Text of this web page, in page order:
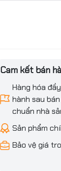
Cam kết bán
Hàng hóa
hành sau
chuẩn nhà
Sản phẩm
Bảo vệ giá